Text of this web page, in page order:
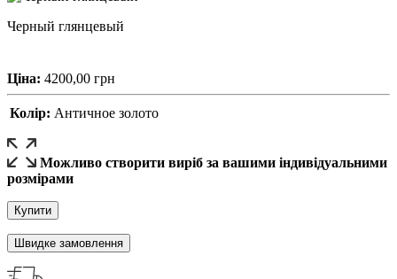
Черный глянцевый
Ціна: 4200,00 грн
Колір: Античное золото
Можливо створити виріб за вашими індивідуальними
розмірами
Купити
Швидке замовлення